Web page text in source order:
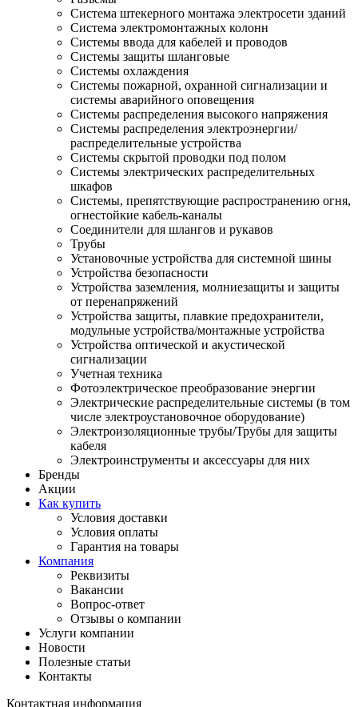
Система штекерного монтажа электросети зданий
Система электромонтажных колонн
Системы ввода для кабелей и проводов
Системы защиты шланговые
Системы охлаждения
Системы пожарной, охранной сигнализации и
системы аварийного оповещения
Системы распределения высокого напряжения
Системы распределения электроэнергии/
распределительные устройства
Системы скрытой проводки под полом
Системы электрических распределительных
шкафов
Системы, препятствующие распространению огня,
огнестойкие кабель-каналы
Соединители для шлангов и рукавов
Трубы
Установочные устройства для системной шины
Устройства безопасности
Устройства заземления, молниезащиты и защиты
от перенапряжений
Устройства защиты, плавкие предохранители,
модульные устройства/монтажные устройства
Устройства оптической и акустической
сигнализации
Учетная техника
Фотоэлектрическое преобразование энергии
Электрические распределительные системы (в том
числе электроустановочное оборудование)
Электроизоляционные трубы/Трубы для защиты
кабеля
Электроинструменты и аксессуары для них
Бренды
Акции
Как купить
Условия доставки
Условия оплаты
Гарантия на товары
Компания
Реквизиты
Вакансии
Вопрос-ответ
Отзывы о компании
Услуги компании
Новости
Полезные статьи
Контакты
Контактная информация